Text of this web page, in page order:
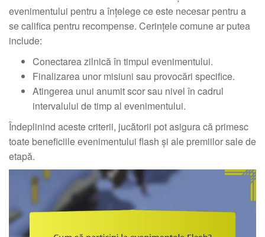
evenimentului pentru a înțelege ce este necesar pentru a
se califica pentru recompense. Cerințele comune ar putea
include:
Conectarea zilnică în timpul evenimentului.
Finalizarea unor misiuni sau provocări specifice.
Atingerea unui anumit scor sau nivel în cadrul
intervalului de timp al evenimentului.
Îndeplinind aceste criterii, jucătorii pot asigura că primesc
toate beneficiile evenimentului flash și ale premiilor sale de
etapă.